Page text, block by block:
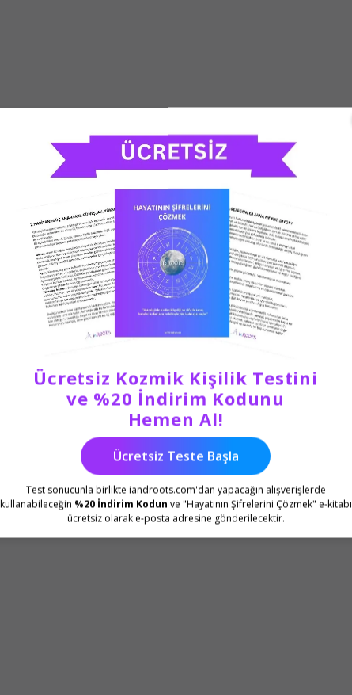
Ücretsiz Kozmik Kişilik Testini
ve %20 İndirim Kodunu
Hemen Al!
Ücretsiz Teste Başla
Test sonucunla birlikte iandroots.com'dan yapacağın alışverişlerde
kullanabileceğin %20 İndirim Kodun ve "Hayatının Şifrelerini Çözmek" e-kitabı
ücretsiz olarak e-posta adresine gönderilecektir.